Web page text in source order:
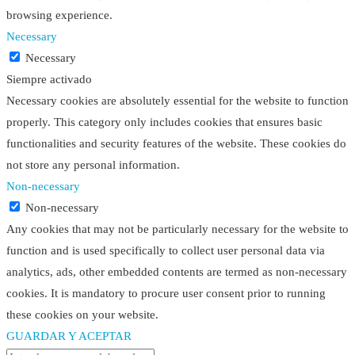
browsing experience.
Necessary
Necessary
Siempre activado
Necessary cookies are absolutely essential for the website to function
properly. This category only includes cookies that ensures basic
functionalities and security features of the website. These cookies do
not store any personal information.
Non-necessary
Non-necessary
Any cookies that may not be particularly necessary for the website to
function and is used specifically to collect user personal data via
analytics, ads, other embedded contents are termed as non-necessary
cookies. It is mandatory to procure user consent prior to running
these cookies on your website.
GUARDAR Y ACEPTAR